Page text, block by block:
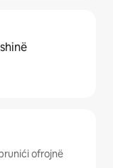
ofrojnë